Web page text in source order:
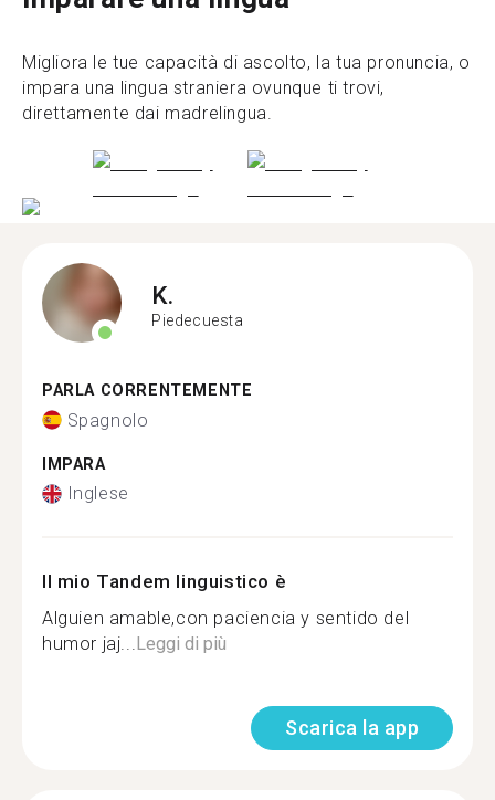
Migliora le tue capacità di ascolto, la tua pronuncia, o
impara una lingua straniera ovunque ti trovi,
direttamente dai madrelingua.
K.
Piedecuesta
PARLA CORRENTEMENTE
Spagnolo
IMPARA
Inglese
Il mio Tandem linguistico è
Alguien amable,con paciencia y sentido del
humor jaj...Leggi di più
Scarica la app